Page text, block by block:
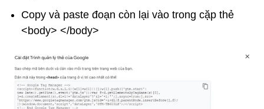
Copy và paste đoạn còn lại vào trong cặp thẻ
<body> </body>